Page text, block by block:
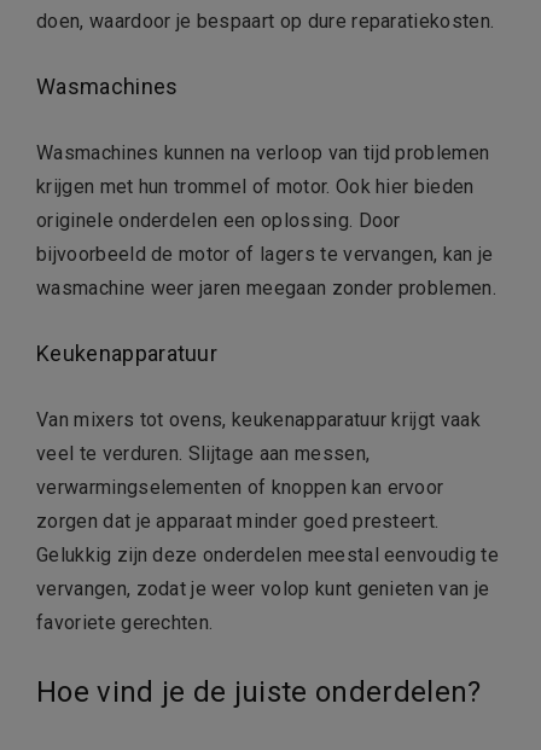
doen, waardoor je bespaart op dure reparatiekosten.
Wasmachines
Wasmachines kunnen na verloop van tijd problemen
krijgen met hun trommel of motor. Ook hier bieden
originele onderdelen een oplossing. Door
bijvoorbeeld de motor of lagers te vervangen, kan je
wasmachine weer jaren meegaan zonder problemen.
Keukenapparatuur
Van mixers tot ovens, keukenapparatuur krijgt vaak
veel te verduren. Slijtage aan messen,
verwarmingselementen of knoppen kan ervoor
zorgen dat je apparaat minder goed presteert.
Gelukkig zijn deze onderdelen meestal eenvoudig te
vervangen, zodat je weer volop kunt genieten van je
favoriete gerechten.
Hoe vind je de juiste onderdelen?